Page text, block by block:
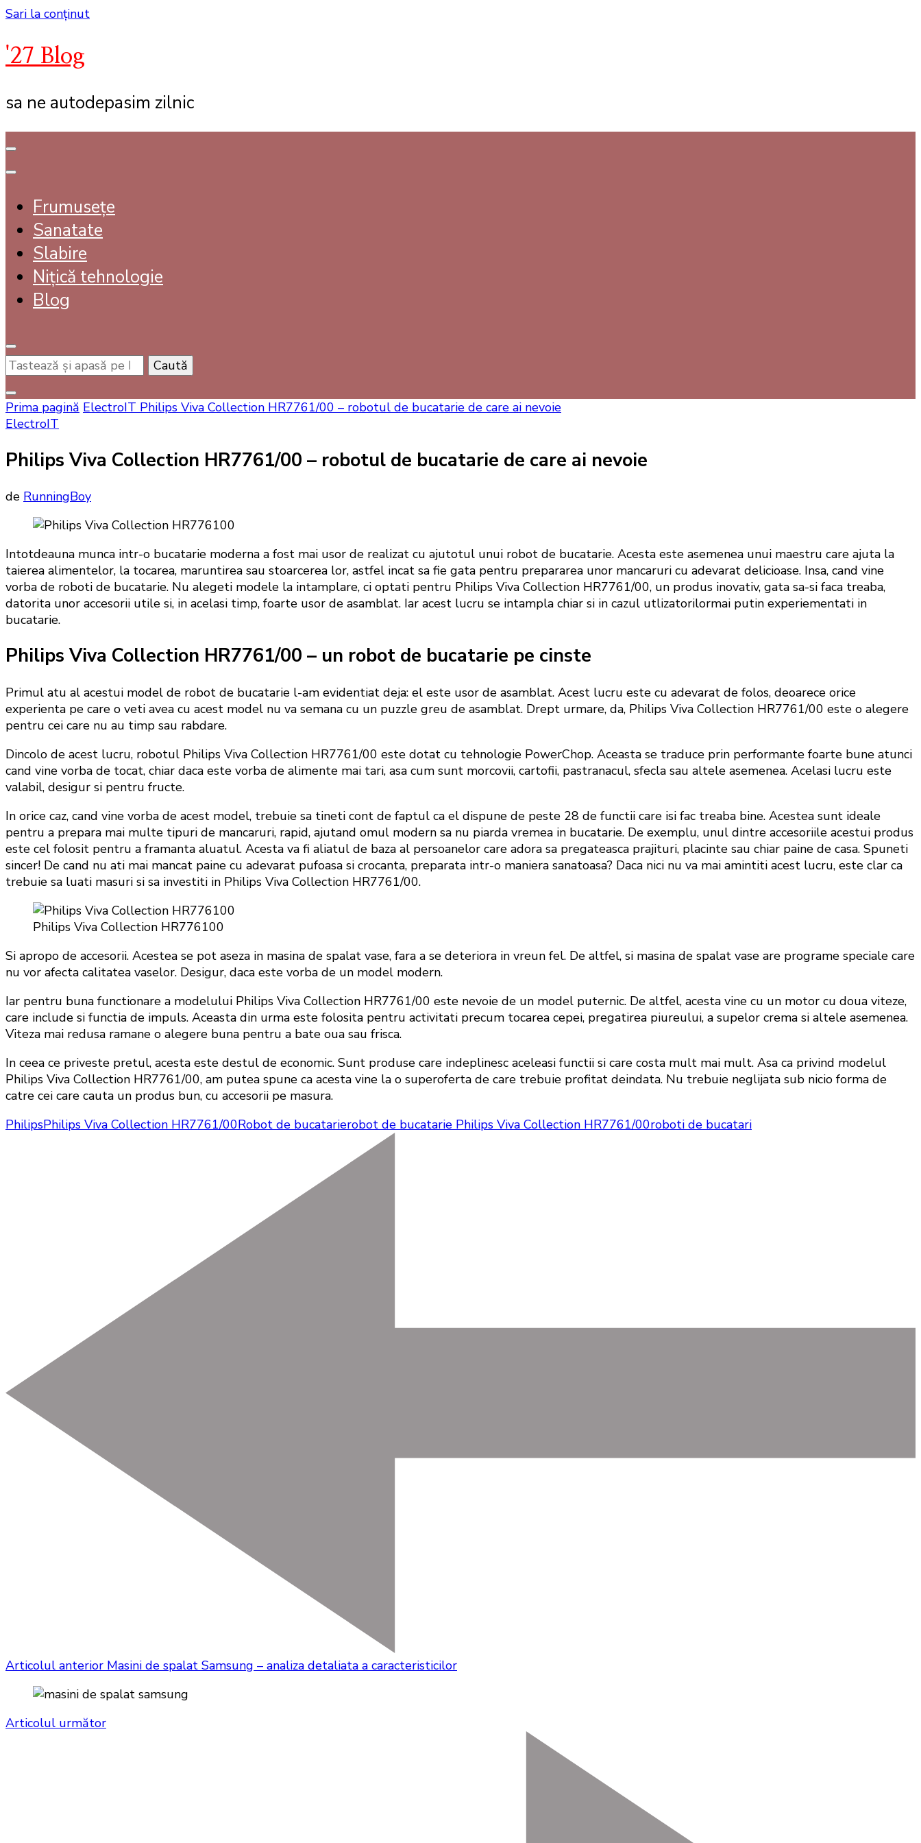
Sari la conținut
'27 Blog
sa ne autodepasim zilnic
Frumusețe
Sanatate
Slabire
Nițică tehnologie
Blog
Cauți
ceva?
Prima pagină ElectroIT Philips Viva Collection HR7761/00 – robotul de bucatarie de care ai nevoie
ElectroIT
Philips Viva Collection HR7761/00 – robotul de bucatarie de care ai nevoie
de RunningBoy
Intotdeauna munca intr-o bucatarie moderna a fost mai usor de realizat cu ajutotul unui robot de bucatarie. Acesta este asemenea unui maestru care ajuta la
taierea alimentelor, la tocarea, maruntirea sau stoarcerea lor, astfel incat sa fie gata pentru prepararea unor mancaruri cu adevarat delicioase. Insa, cand vine
vorba de roboti de bucatarie. Nu alegeti modele la intamplare, ci optati pentru Philips Viva Collection HR7761/00, un produs inovativ, gata sa-si faca treaba,
datorita unor accesorii utile si, in acelasi timp, foarte usor de asamblat. Iar acest lucru se intampla chiar si in cazul utlizatorilormai putin experiementati in
bucatarie.
Philips Viva Collection HR7761/00 – un robot de bucatarie pe cinste
Primul atu al acestui model de robot de bucatarie l-am evidentiat deja: el este usor de asamblat. Acest lucru este cu adevarat de folos, deoarece orice
experienta pe care o veti avea cu acest model nu va semana cu un puzzle greu de asamblat. Drept urmare, da, Philips Viva Collection HR7761/00 este o alegere
pentru cei care nu au timp sau rabdare.
Dincolo de acest lucru, robotul Philips Viva Collection HR7761/00 este dotat cu tehnologie PowerChop. Aceasta se traduce prin performante foarte bune atunci
cand vine vorba de tocat, chiar daca este vorba de alimente mai tari, asa cum sunt morcovii, cartofii, pastranacul, sfecla sau altele asemenea. Acelasi lucru este
valabil, desigur si pentru fructe.
In orice caz, cand vine vorba de acest model, trebuie sa tineti cont de faptul ca el dispune de peste 28 de functii care isi fac treaba bine. Acestea sunt ideale
pentru a prepara mai multe tipuri de mancaruri, rapid, ajutand omul modern sa nu piarda vremea in bucatarie. De exemplu, unul dintre accesoriile acestui produs
este cel folosit pentru a framanta aluatul. Acesta va fi aliatul de baza al persoanelor care adora sa pregateasca prajituri, placinte sau chiar paine de casa. Spuneti
sincer! De cand nu ati mai mancat paine cu adevarat pufoasa si crocanta, preparata intr-o maniera sanatoasa? Daca nici nu va mai amintiti acest lucru, este clar ca
trebuie sa luati masuri si sa investiti in Philips Viva Collection HR7761/00.
Philips Viva Collection HR776100
Si apropo de accesorii. Acestea se pot aseza in masina de spalat vase, fara a se deteriora in vreun fel. De altfel, si masina de spalat vase are programe speciale care
nu vor afecta calitatea vaselor. Desigur, daca este vorba de un model modern.
Iar pentru buna functionare a modelului Philips Viva Collection HR7761/00 este nevoie de un model puternic. De altfel, acesta vine cu un motor cu doua viteze,
care include si functia de impuls. Aceasta din urma este folosita pentru activitati precum tocarea cepei, pregatirea piureului, a supelor crema si altele asemenea.
Viteza mai redusa ramane o alegere buna pentru a bate oua sau frisca.
In ceea ce priveste pretul, acesta este destul de economic. Sunt produse care indeplinesc aceleasi functii si care costa mult mai mult. Asa ca privind modelul
Philips Viva Collection HR7761/00, am putea spune ca acesta vine la o superoferta de care trebuie profitat deindata. Nu trebuie neglijata sub nicio forma de
catre cei care cauta un produs bun, cu accesorii pe masura.
PhilipsPhilips Viva Collection HR7761/00Robot de bucatarierobot de bucatarie Philips Viva Collection HR7761/00roboti de bucatari
Articolul anterior Masini de spalat Samsung – analiza detaliata a caracteristicilor
Articolul următor